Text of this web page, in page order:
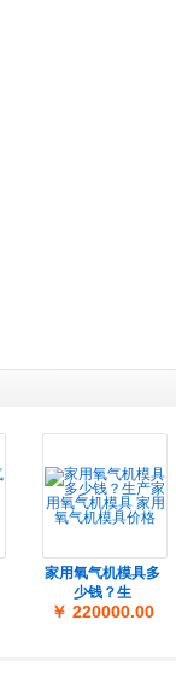
家用氧气机模具多
少钱？生
￥ 220000.00